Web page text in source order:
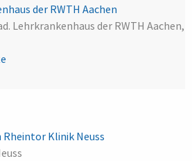
der RWTH Aachen
Lehrkrankenhaus der RWTH Aachen,
Klinik Neuss